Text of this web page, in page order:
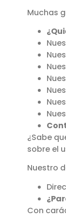
Muchas
¿Sabe
sobre el
Nuestro
Con